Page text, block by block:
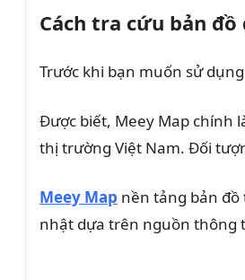
Cách tra cứu bản
Trước khi bạn muốn sử
Được biết, Meey Map chính
thị trường Việt Nam. Đối
Meey Map nền tảng bản
nhật dựa trên nguồn thông